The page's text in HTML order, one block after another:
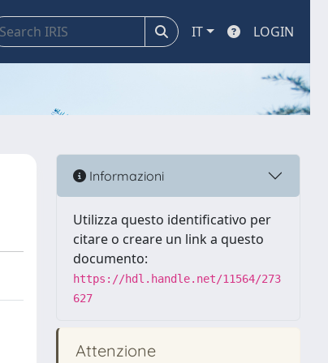
IT LOGIN
Informazioni
Utilizza questo identificativo per
citare o creare un link a questo
documento:
https://hdl.handle.net/11564/273
627
Attenzione